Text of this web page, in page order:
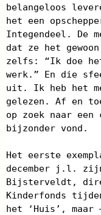
belangeloos
het een
Integendeel. De
dat ze het
zelfs: “Ik doe
werk.” En die
uit. Ik heb het
gelezen. Af en
op zoek naar
bijzonder vond.
Het eerste
december j.l.
Bijsterveldt,
Kinderfonds
het ‘Huis’,